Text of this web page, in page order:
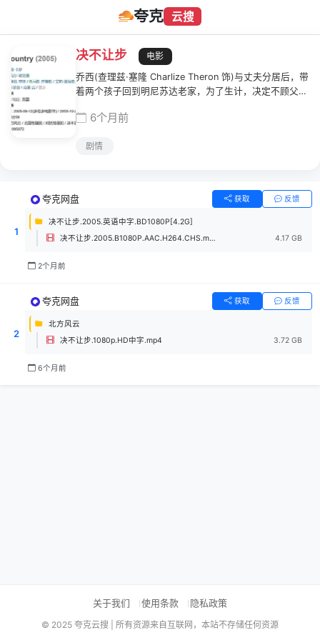
夸克 云搜
决不让步
电影
乔西(查理兹·塞隆 Charlize Theron 饰)与丈夫分居后，带
着两个孩子回到明尼苏达老家，为了生计，决定不顾父亲
她的决定如此反对——矿上工作的女人每日要承受男职工
的妻子们当成婊子，甚至在公共场合受到辱骂。不堪忍受
还连累其他女员工，令她们都和她反目；在家里，从外面
承受人言的孩子们也开始怀疑母亲的清白。乔西扛住这一
切，只为让男人们知道不尊重女性的应有下场……本片根
据1988年发生的真实事件改编，是美国历史上第一桩起
6个月前
剧情
1
夸克网盘 获取 反馈
决不让步.2005.英语中字.BD1080P[4.2G]
决不让步.2005.B1080P.AAC.H264.CHS.mp4
4.17 GB
2个月前
2
夸克网盘 获取 反馈
北方风云
决不让步.1080p.HD中字.mp4
3.72 GB
6个月前
关于我们 使用条款 隐私政策
© 2025 夸克云搜 | 所有资源来自互联网，本站不存储任何资源